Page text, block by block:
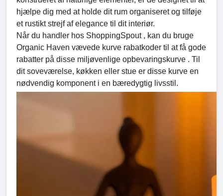
hjælpe dig med at holde dit rum organiseret og tilføje
et rustikt strejf af elegance til dit interiør.
Når du handler hos ShoppingSpout , kan du bruge
Organic Haven vævede kurve rabatkoder til at få gode
rabatter på disse miljøvenlige opbevaringskurve . Til
dit soveværelse, køkken eller stue er disse kurve en
nødvendig komponent i en bæredygtig livsstil.